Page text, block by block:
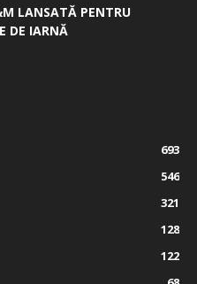
LANSATĂ PENTRU
DE IARNĂ
693
546
321
128
122